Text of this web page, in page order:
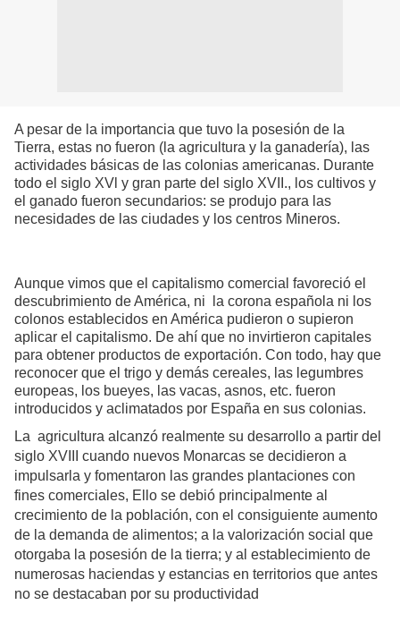
A pesar de la importancia que tuvo la posesión de la
Tierra, estas no fueron (la agricultura y la ganadería), las
actividades básicas de las colonias americanas. Durante
todo el siglo XVl y gran parte del siglo XVII., los cultivos y
el ganado fueron secundarios: se produjo para las
necesidades de las ciudades y los centros Mineros.
Aunque vimos que el capitalismo comercial favoreció el
descubrimiento de América, ni la corona española ni los
colonos establecidos en América pudieron o supieron
aplicar el capitalismo. De ahí que no invirtieron capitales
para obtener productos de exportación. Con todo, hay que
reconocer que el trigo y demás cereales, las legumbres
europeas, los bueyes, las vacas, asnos, etc. fueron
introducidos y aclimatados por España en sus colonias.
La agricultura alcanzó realmente su desarrollo a partir del
siglo XVIII cuando nuevos Monarcas se decidieron a
impulsarla y fomentaron las grandes plantaciones con
fines comerciales, Ello se debió principalmente al
crecimiento de la población, con el consiguiente aumento
de la demanda de alimentos; a la valorización social que
otorgaba la posesión de la tierra; y al establecimiento de
numerosas haciendas y estancias en territorios que antes
no se destacaban por su productividad